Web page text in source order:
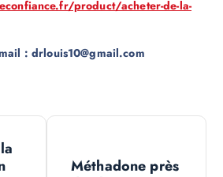
product/acheter-de-la-
: drlouis10@gmail.com
Méthadone près